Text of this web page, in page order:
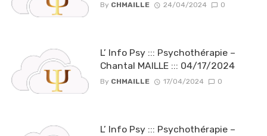
By CHMAILLE 24/04/2024 0
L’ Info Psy ::: Psychothérapie –
Chantal MAILLE ::: 04/17/2024
By CHMAILLE 17/04/2024 0
L’ Info Psy ::: Psychothérapie –